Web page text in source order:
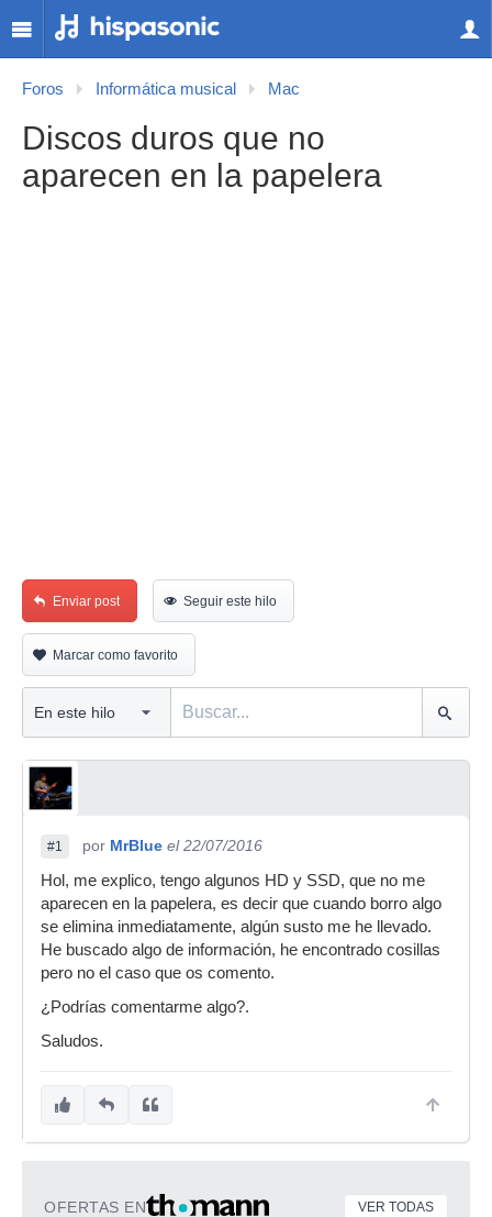
Foros Informática musical Mac
Discos duros que no
aparecen en la papelera
Enviar post Seguir este hilo
Marcar como favorito
#1 por MrBlue el 22/07/2016
Hol, me explico, tengo algunos HD y SSD, que no me
aparecen en la papelera, es decir que cuando borro algo
se elimina inmediatamente, algún susto me he llevado.
He buscado algo de información, he encontrado cosillas
pero no el caso que os comento.
¿Podrías comentarme algo?.
Saludos.
OFERTAS EN VER TODAS